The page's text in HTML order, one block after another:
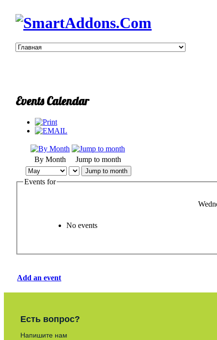
Events Calendar
By Month Jump to month
Jump to month
Events for
No events
Add an event
Есть вопрос?
Напишите нам